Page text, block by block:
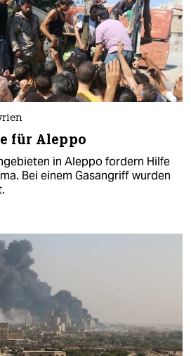
für Aleppo
in Aleppo fordern Hilfe
Bei einem Gasangriff wurden